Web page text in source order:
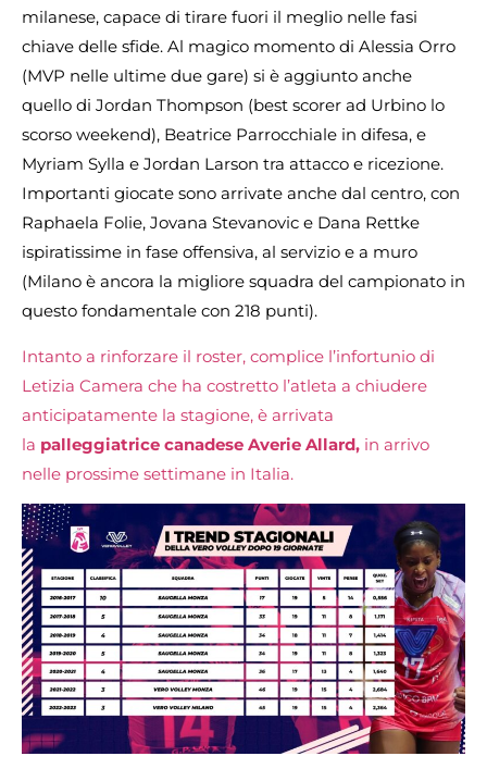
milanese, capace di tirare fuori il meglio nelle fasi
chiave delle sfide. Al magico momento di Alessia Orro
(MVP nelle ultime due gare) si è aggiunto anche
quello di Jordan Thompson (best scorer ad Urbino lo
scorso weekend), Beatrice Parrocchiale in difesa, e
Myriam Sylla e Jordan Larson tra attacco e ricezione.
Importanti giocate sono arrivate anche dal centro, con
Raphaela Folie, Jovana Stevanovic e Dana Rettke
ispiratissime in fase offensiva, al servizio e a muro
(Milano è ancora la migliore squadra del campionato in
questo fondamentale con 218 punti).
Intanto a rinforzare il roster, complice l’infortunio di
Letizia Camera che ha costretto l’atleta a chiudere
anticipatamente la stagione, è arrivata
la palleggiatrice canadese Averie Allard, in arrivo
nelle prossime settimane in Italia.